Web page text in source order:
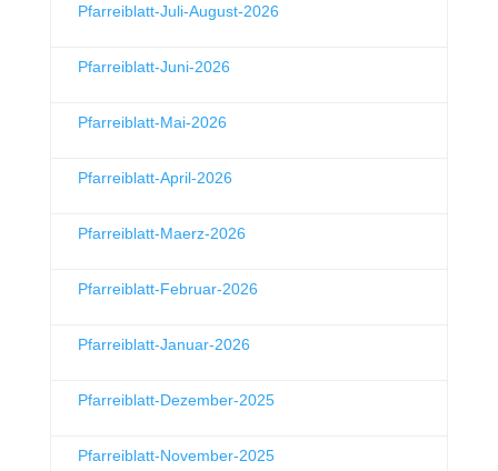
Pfarreiblatt-Juli-August-2026
Pfarreiblatt-Juni-2026
Pfarreiblatt-Mai-2026
Pfarreiblatt-April-2026
Pfarreiblatt-Maerz-2026
Pfarreiblatt-Februar-2026
Pfarreiblatt-Januar-2026
Pfarreiblatt-Dezember-2025
Pfarreiblatt-November-2025